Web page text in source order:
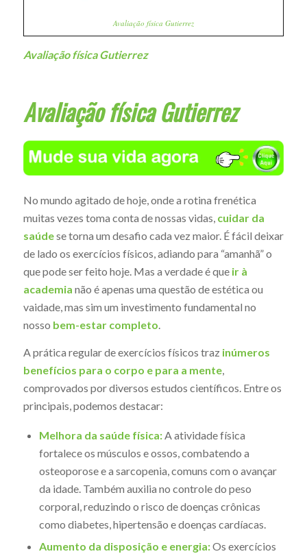
Avaliação física Gutierrez
Avaliação física Gutierrez
Avaliação física Gutierrez
No mundo agitado de hoje, onde a rotina frenética
muitas vezes toma conta de nossas vidas, cuidar da
saúdese torna um desafio cada vez maior. É fácil deixar
de lado os exercícios físicos, adiando para “amanhã” o
que pode ser feito hoje. Mas a verdade é que ir à
academia não é apenas uma questão de estética ou
vaidade, mas sim um investimento fundamental no
nosso bem-estar completo.
A prática regular de exercícios físicos traz inúmeros
benefícios para o corpo e para a mente,
comprovados por diversos estudos científicos. Entre os
principais, podemos destacar:
Melhora da saúde física:A atividade física
fortalece os músculos e ossos, combatendo a
osteoporose e a sarcopenia, comuns com o avançar
da idade. Também auxilia no controle do peso
corporal, reduzindo o risco de doenças crônicas
como diabetes, hipertensão e doenças cardíacas.
Aumento da disposição e energia:Os exercícios